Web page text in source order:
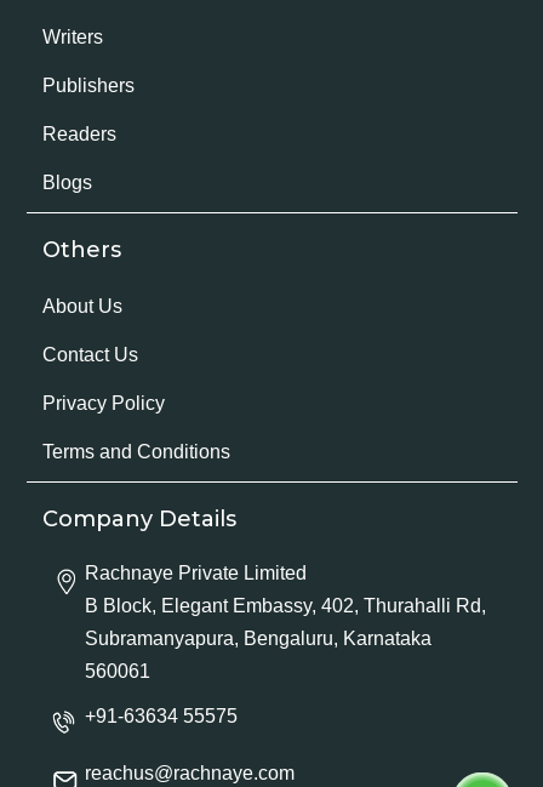
Writers
Publishers
Readers
Blogs
Others
About Us
Contact Us
Privacy Policy
Terms and Conditions
Company Details
Rachnaye Private Limited
B Block, Elegant Embassy, 402, Thurahalli Rd,
Subramanyapura, Bengaluru, Karnataka
560061
+91-63634 55575
reachus@rachnaye.com